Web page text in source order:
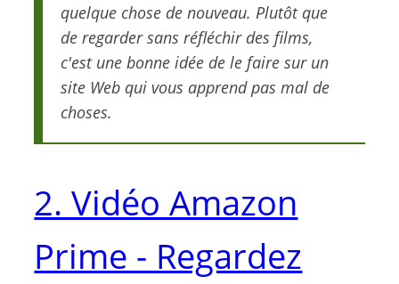
quelque chose de nouveau. Plutôt que
de regarder sans réfléchir des films,
c'est une bonne idée de le faire sur un
site Web qui vous apprend pas mal de
choses.
2. Vidéo Amazon
Prime - Regardez